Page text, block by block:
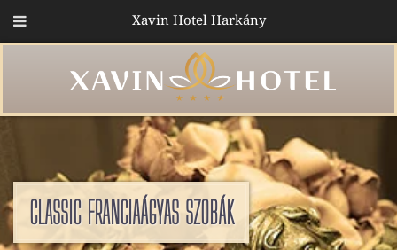
Xavin Hotel Harkány
CLASSIC FRANCIAÁGYAS SZOBÁK